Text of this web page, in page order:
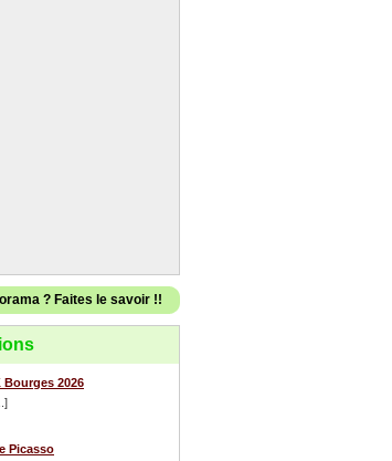
? Faites le savoir !!
Bourges 2026
Picasso